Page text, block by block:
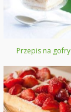
Przepis na gofry